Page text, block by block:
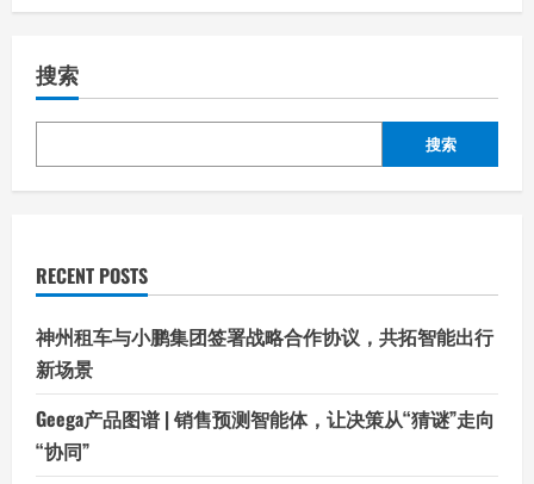
搜索
搜索
RECENT POSTS
神州租车与小鹏集团签署战略合作协议，共拓智能出行
新场景
Geega产品图谱 | 销售预测智能体，让决策从“猜谜”走向
“协同”